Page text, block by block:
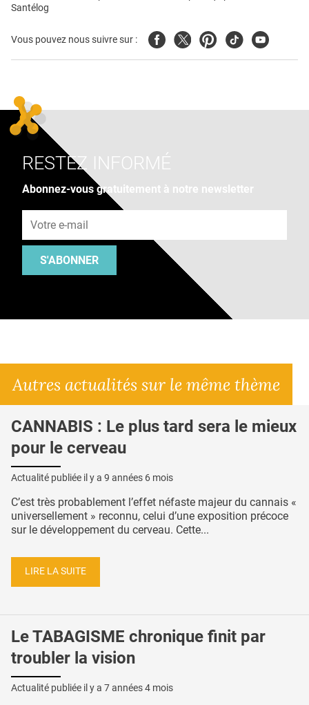
Santélog
Vous pouvez nous suivre sur : FacebookTwitterPinterest
TiktokYoutube
RESTEZ INFORMÉ
Abonnez-vous gratuitement à notre newsletter
S'ABONNER
Autres actualités sur le même thème
CANNABIS : Le plus tard sera le mieux
pour le cerveau
Actualité publiée il y a 9 années 6 mois
C’est très probablement l’effet néfaste majeur du cannais «
universellement » reconnu, celui d’une exposition précoce
sur le développement du cerveau. Cette...
LIRE LA SUITE
Le TABAGISME chronique finit par
troubler la vision
Actualité publiée il y a 7 années 4 mois